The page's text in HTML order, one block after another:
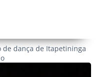
de dança de Itapetininga